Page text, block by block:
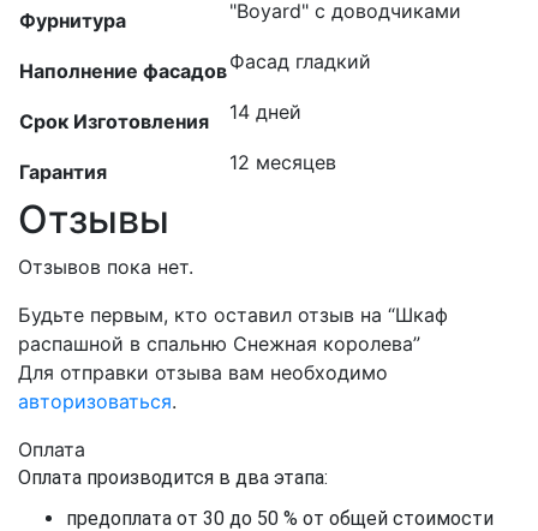
Фурнитура "Boyard" с доводчиками
Наполнение фасадовФасад гладкий
Срок Изготовления 14 дней
Гарантия 12 месяцев
Отзывы
Отзывов пока нет.
Будьте первым, кто оставил отзыв на “Шкаф
распашной в спальню Снежная королева”
Для отправки отзыва вам необходимо
авторизоваться.
Оплата
Оплата производится в два этапа:
предоплата от 30 до 50 % от общей стоимости